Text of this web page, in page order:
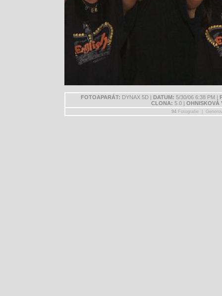
FOTOAPARÁT: DYNAX 5D | DATUM: 5/30/06 6:38 PM |
CLONA: 5.0 | OHNISKOVÁ
94Fotografie |